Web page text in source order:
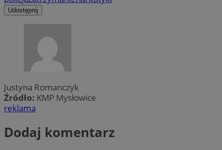
Udostępnij
Justyna Romanczyk
Źródło: KMP Mysłowice
reklama
Dodaj komentarz